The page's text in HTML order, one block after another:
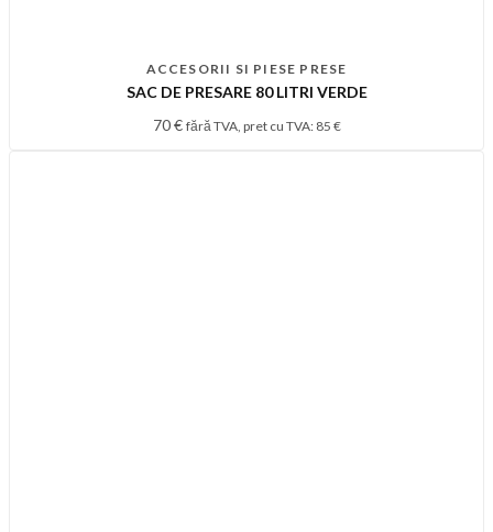
ACCESORII SI PIESE PRESE
SAC DE PRESARE 80 LITRI VERDE
70€ fără TVA, pret cu TVA: 85 €